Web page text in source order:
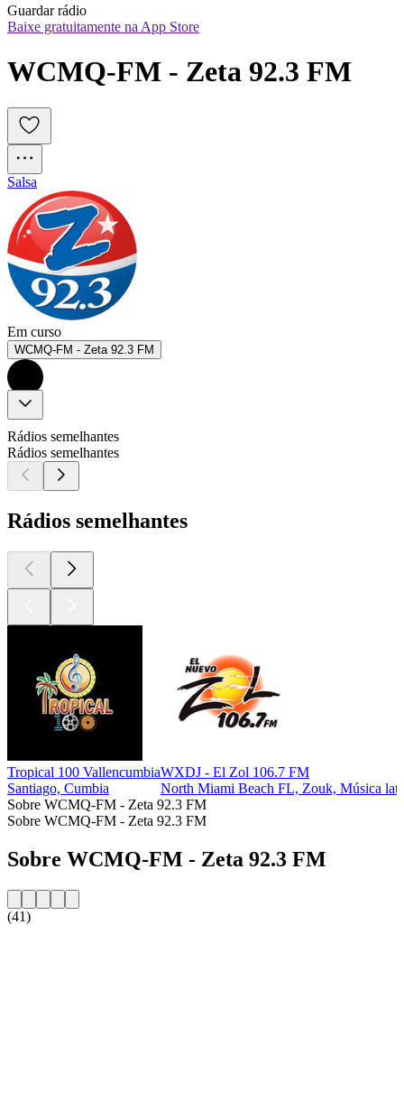
Guardar rádio
Baixe gratuitamente na App Store
WCMQ-FM - Zeta 92.3 FM
Salsa
Em curso
WCMQ-FM - Zeta 92.3 FM
Rádios semelhantes
Rádios semelhantes
Rádios semelhantes
Tropical 100 Vallencumbia
Santiago, Cumbia
WXDJ - El Zol 106.7 FM
North Miami Beach FL, Zouk, Música
Sobre WCMQ-FM - Zeta 92.3 FM
Sobre WCMQ-FM - Zeta 92.3 FM
Sobre WCMQ-FM - Zeta 92.3 FM
(41)